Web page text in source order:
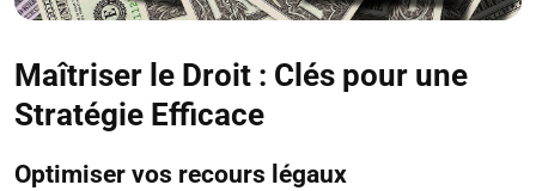
Maîtriser le Droit : Clés pour une
Stratégie Efficace
Optimiser vos recours légaux